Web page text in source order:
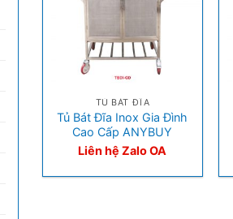
TỦ BÁT ĐĨA
Tủ Bát Đĩa Inox Gia Đình
Cao Cấp ANYBUY
Liên hệ Zalo OA